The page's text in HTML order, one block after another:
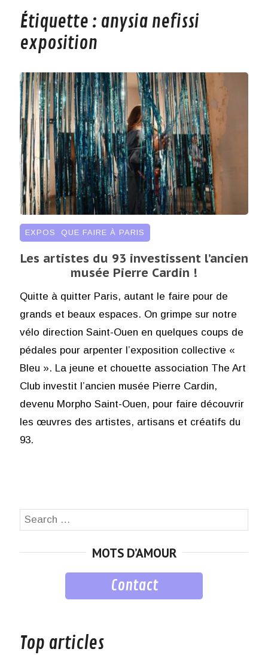
Étiquette : anysia nefissi
exposition
EXPOS QUE FAIRE À PARIS
Les artistes du 93 investissent l’ancien
musée Pierre Cardin !
Quitte à quitter Paris, autant le faire pour de
grands et beaux espaces. On grimpe sur notre
vélo direction Saint-Ouen en quelques coups de
pédales pour arpenter l’exposition collective «
Bleu ». La jeune et chouette association The Art
Club investit l’ancien musée Pierre Cardin,
devenu Morpho Saint-Ouen, pour faire découvrir
les œuvres des artistes, artisans et créatifs du
93.
Search
MOTS D’AMOUR
Contact
Top articles